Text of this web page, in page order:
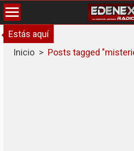
Skip
to
content
Estás aquí
Inicio > Posts tagged